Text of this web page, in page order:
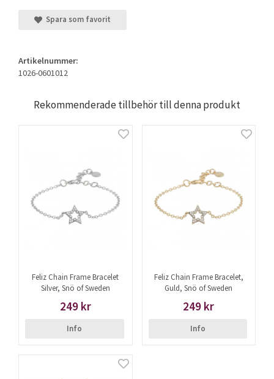
Spara som favorit
Artikelnummer:
1026-0601012
Rekommenderade tillbehör till denna produkt
Feliz Chain Frame Bracelet
Silver, Snö of Sweden
249 kr
Info
Feliz Chain Frame Bracelet,
Guld, Snö of Sweden
249 kr
Info